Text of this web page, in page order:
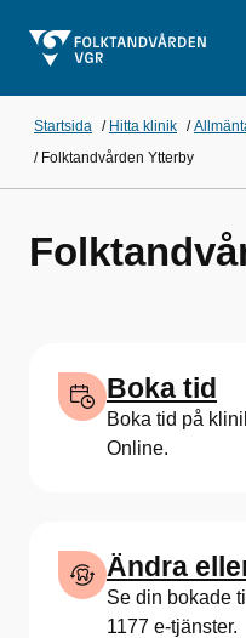
Startsida / Hitta klinik /
/ Folktandvården Ytterby
Boka tid
Boka tid på
Online.
Ändra
Se din bokade
1177 e-tjänster.